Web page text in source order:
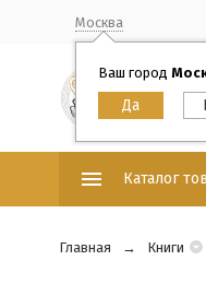
Москва
Ваш город
Каталог
Главная Книги